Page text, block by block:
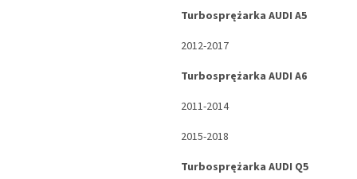
Turbosprężarka AUDI A5
2012-2017
Turbosprężarka AUDI A6
2011-2014
2015-2018
Turbosprężarka AUDI Q5